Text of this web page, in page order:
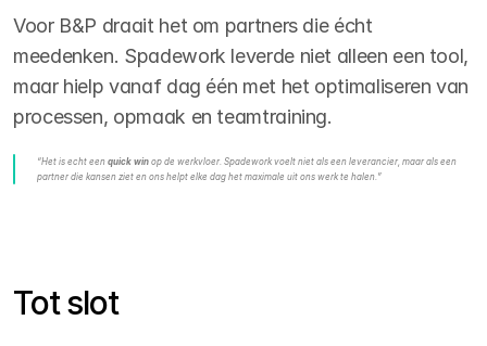
Voor B&P draait het om partners die écht
meedenken. Spadework leverde niet alleen een tool,
maar hielp vanaf dag één met het optimaliseren van
processen, opmaak en teamtraining.
“Het is echt een quick win op de werkvloer. Spadework voelt niet als een leverancier, maar als een
partner die kansen ziet en ons helpt elke dag het maximale uit ons werk te halen.”
Tot slot